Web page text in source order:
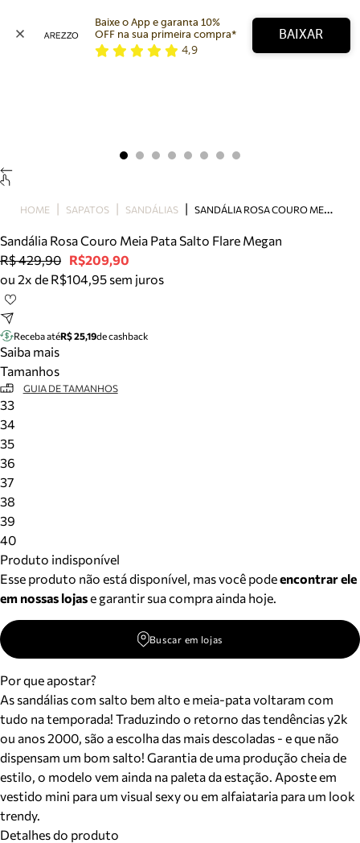
Bolsa
Tamanco
Tênis
Mule
Tire dúvidas sobre pedidos, devoluções e mais.
Meus pedidos
Acompanhe seus pedidos e solicite devoluções.
Baixe o App e garanta 10%
OFF na sua primeira compra*
4,9
BAIXAR
HOME SAPATOS SANDÁLIAS S
ANDÁLIA ROSA COURO MEIA PATA SALTO FLARE MEGAN
Sandália Rosa Couro Meia Pata Salto Flare Megan
R$ 429,90 R$209,90
ou 2x de R$104,95 sem juros
Receba atéR$ 25,19de cashback
Saiba mais
Tamanhos
GUIA DE TAMANHOS
33
34
35
36
37
38
39
40
Produto indisponível
Esse produto não está disponível, mas você podeencontrar ele
em nossas lojase garantir sua compra ainda hoje.
Buscar em lojas
Por que apostar?
As sandálias com salto bem alto e meia-pata voltaram com
tudo na temporada! Traduzindo o retorno das tendências y2k
ou anos 2000, são a escolha das mais descoladas - e que não
dispensam um bom salto! Garantia de uma produção cheia de
estilo, o modelo vem ainda na paleta da estação. Aposte em
vestido mini para um visual sexy ou em alfaiataria para um look
trendy.
Detalhes do produto